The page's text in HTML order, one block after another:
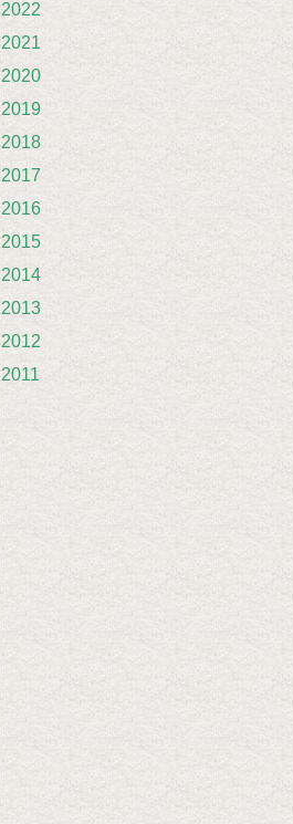
2022
2021
2020
2019
2018
2017
2016
2015
2014
2013
2012
2011